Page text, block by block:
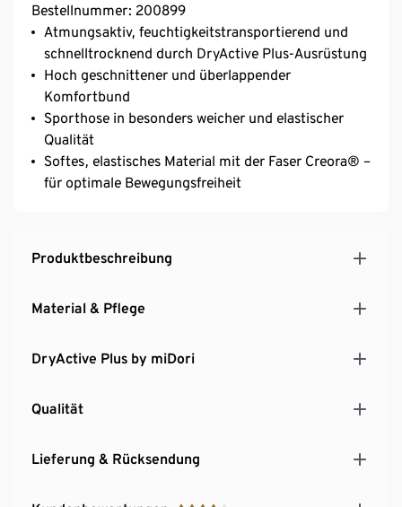
Bestellnummer: 200899
Atmungsaktiv, feuchtigkeitstransportierend und
schnelltrocknend durch DryActive Plus-Ausrüstung
Hoch geschnittener und überlappender
Komfortbund
Sporthose in besonders weicher und elastischer
Qualität
Softes, elastisches Material mit der Faser Creora® –
für optimale Bewegungsfreiheit
Produktbeschreibung
Material & Pflege
DryActive Plus by miDori
Qualität
Lieferung & Rücksendung